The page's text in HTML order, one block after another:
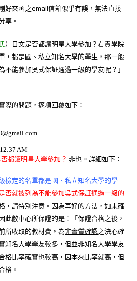
C
at
e
n
o
te
好來函之email信箱似乎有誤，無法直接
享。
氏）日文是否都讓明星大學參加？看貴學院
，都是國、私立知名大學的學生，那一般
能參加吳式保証通過一級的學友呢？」
的問題，逐項回覆如下：
AM
都讓明星大學參加？ 非也。詳細如下：
檢定的名單都是國、私立知名大學的學
否就被列為不能參加吳式保証通過一級的
，請特別注意。因為再好的方法，如未確
此敝中心所保證的是：「保證合格之後，
所收取的教材費，為非實質確認之決心確
知名大學學友較多，但並非知名大學學友
格比率確實也較高，因本來比率就高，但
格。